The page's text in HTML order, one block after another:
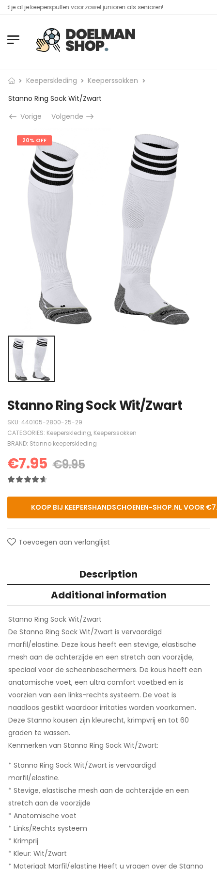
je keeperspullen voor zowel junioren als senioren!​
Keeperskleding
Keeperssokken
Stanno Ring Sock Wit/Zwart
Vorige
Volgende
20% OFF
Stanno Ring Sock Wit/Zwart
SKU: 440105-2800-25-29
CATEGORIES: Keeperskleding, Keeperssokken
BRAND: Stanno keeperskleding
€7.95 €9.95
KOOP BIJ KEEPERSHANDSCHOENEN-SHOP.NL VOOR
Toevoegen aan verlanglijst
Description
Additional information
Stanno Ring Sock Wit/Zwart
De Stanno Ring Sock Wit/Zwart is vervaardigd
marfil/elastine. Deze kous heeft een stevige, elastische
mesh aan de achterzijde en een stretch aan voorzijde,
speciaal voor de scheenbeschermers. De kous heeft een
anatomische voet, een ultra comfort voetbed en is
voorzien van een links-rechts systeem. De voet is
naadloos gestikt waardoor irritaties worden voorkomen.
Deze Stanno kousen zijn kleurecht, krimpvrij en tot 60
graden te wassen.
Kenmerken van Stanno Ring Sock Wit/Zwart:
* Stanno Ring Sock Wit/Zwart is vervaardigd
marfil/elastine.
* Stevige, elastische mesh aan de achterzijde en een
stretch aan de voorzijde
* Anatomische voet
* Links/Rechts systeem
* Krimprij
* Kleur: Wit/Zwart
* Materiaal: Marfil/elastine Heeft u vragen over de Stanno